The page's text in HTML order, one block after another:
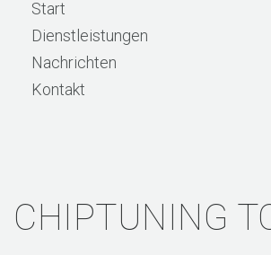
Start
Dienstleistungen
Nachrichten
Kontakt
CHIPTUNING